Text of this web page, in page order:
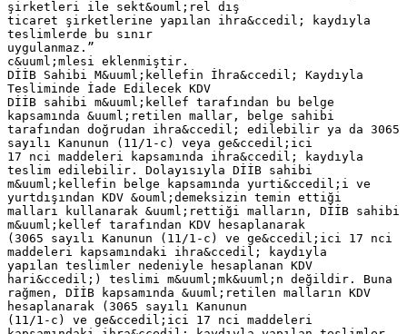
şirketleri ile sekt&ouml;rel dış
ticaret şirketlerine yapılan ihra&ccedil; kaydıyla
teslimlerde bu sınır
uygulanmaz.”
c&uuml;mlesi eklenmiştir.
DİİB Sahibi M&uuml;kellefin İhra&ccedil; Kaydıyla
Tesliminde İade Edilecek KDV
DİİB sahibi m&uuml;kellef tarafından bu belge
kapsamında &uuml;retilen mallar, belge sahibi
tarafından doğrudan ihra&ccedil; edilebilir ya da 3065
sayılı Kanunun (11/1-c) veya ge&ccedil;ici
17 nci maddeleri kapsamında ihra&ccedil; kaydıyla
teslim edilebilir. Dolayısıyla DİİB sahibi
m&uuml;kellefin belge kapsamında yurti&ccedil;i ve
yurtdışından KDV &ouml;demeksizin temin ettiği
malları kullanarak &uuml;rettiği malların, DİİB sahibi
m&uuml;kellef tarafından KDV hesaplanarak
(3065 sayılı Kanunun (11/1-c) ve ge&ccedil;ici 17 nci
maddeleri kapsamındaki ihra&ccedil; kaydıyla
yapılan teslimler nedeniyle hesaplanan KDV
hari&ccedil;) teslimi m&uuml;mk&uuml;n değildir. Buna
rağmen, DİİB kapsamında &uuml;retilen malların KDV
hesaplanarak (3065 sayılı Kanunun
(11/1-c) ve ge&ccedil;ici 17 nci maddeleri